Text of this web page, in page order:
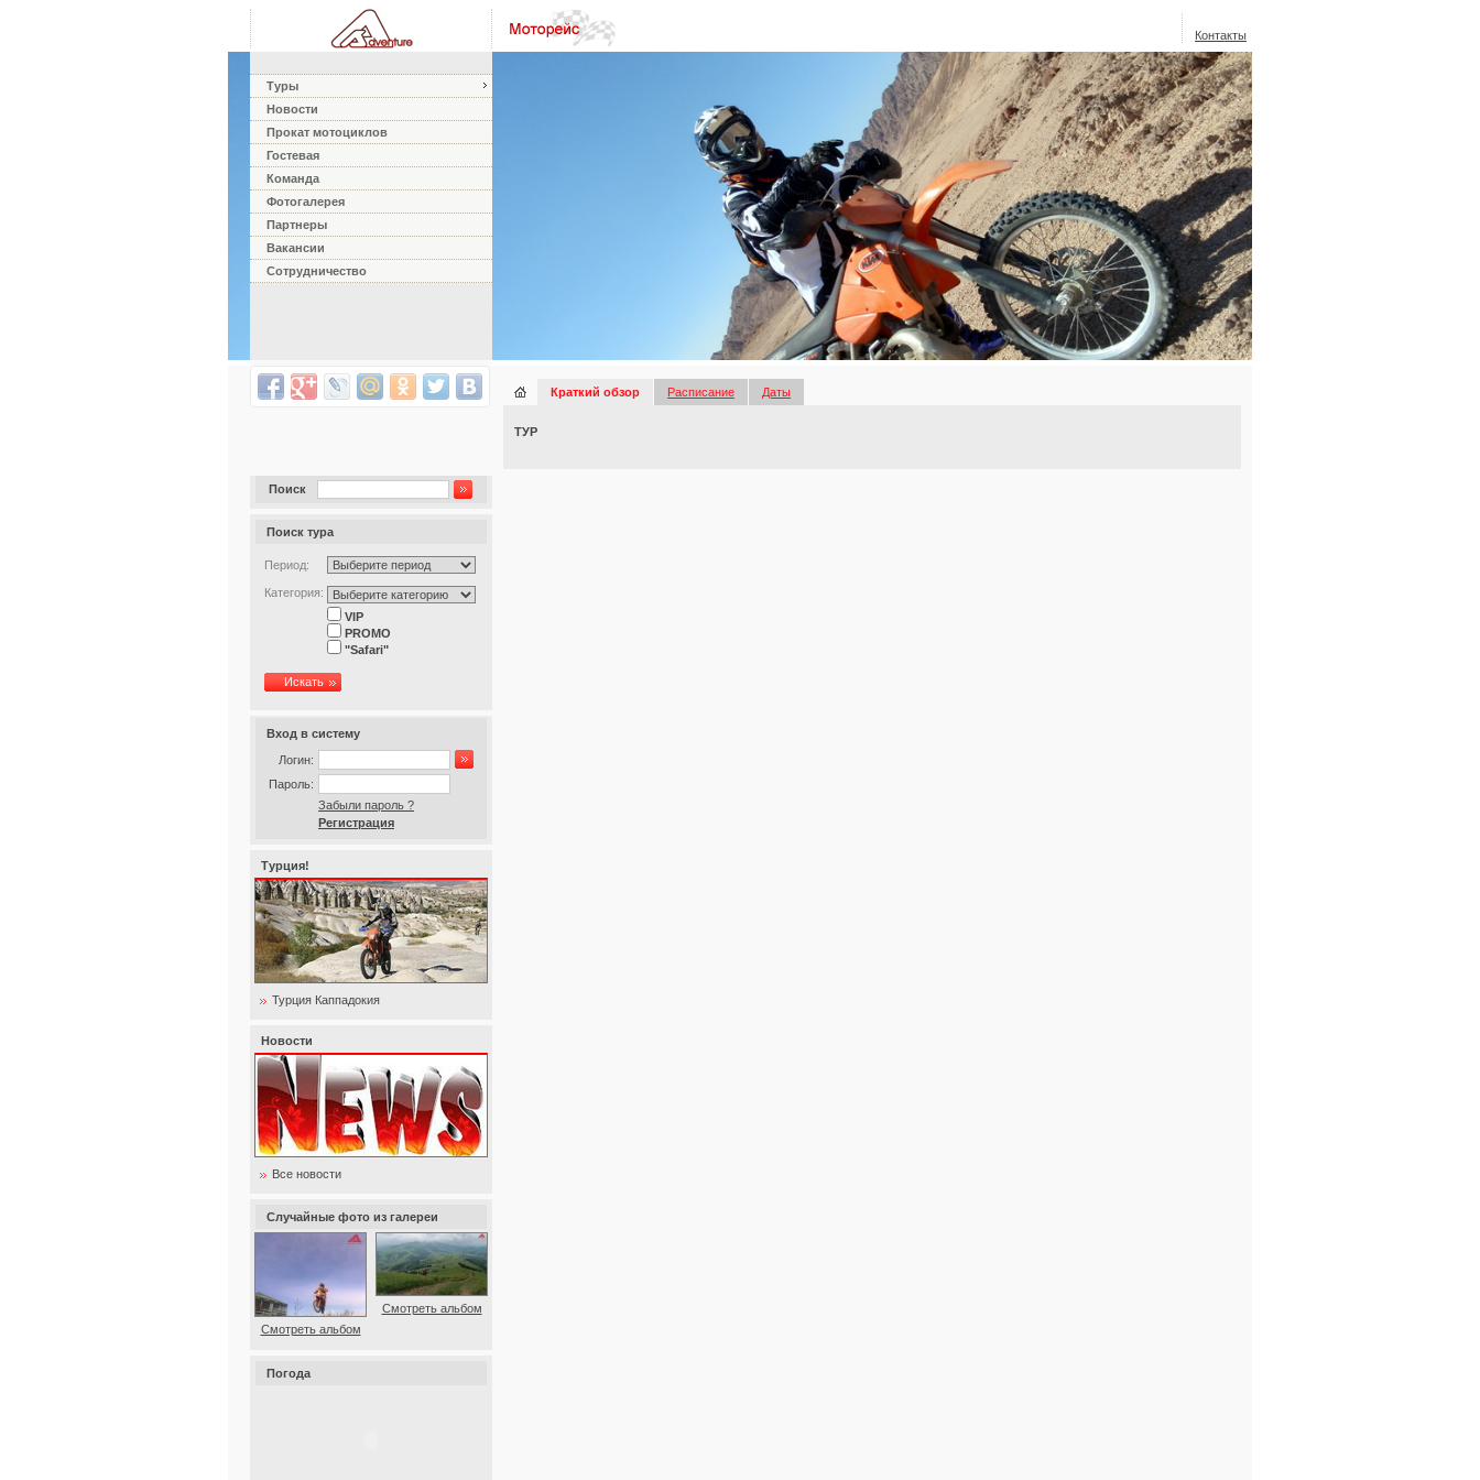
Контакты
Туры
Новости
Прокат мотоциклов
Гостевая
Команда
Фотогалерея
Партнеры
Вакансии
Сотрудничество
Поиск
Поиск тура
Период:
Категория:
VIP
PROMO
"Safari"
Искать
Вход в систему
Логин:
Пароль:
Забыли пароль ?
Регистрация
Турция!
Турция Каппадокия
Новости
Все новости
Случайные фото из галереи
Смотреть альбом
Смотреть альбом
Погода
Краткий обзор Расписание Даты
ТУР